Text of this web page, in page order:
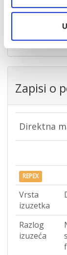
Grad
Zapisi o
Direktna
REPEX
Vrsta
izuzetka
Razlog
izuzeća